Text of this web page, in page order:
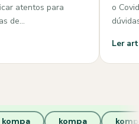
atentos para
de…
o
Ler
kompa kompa